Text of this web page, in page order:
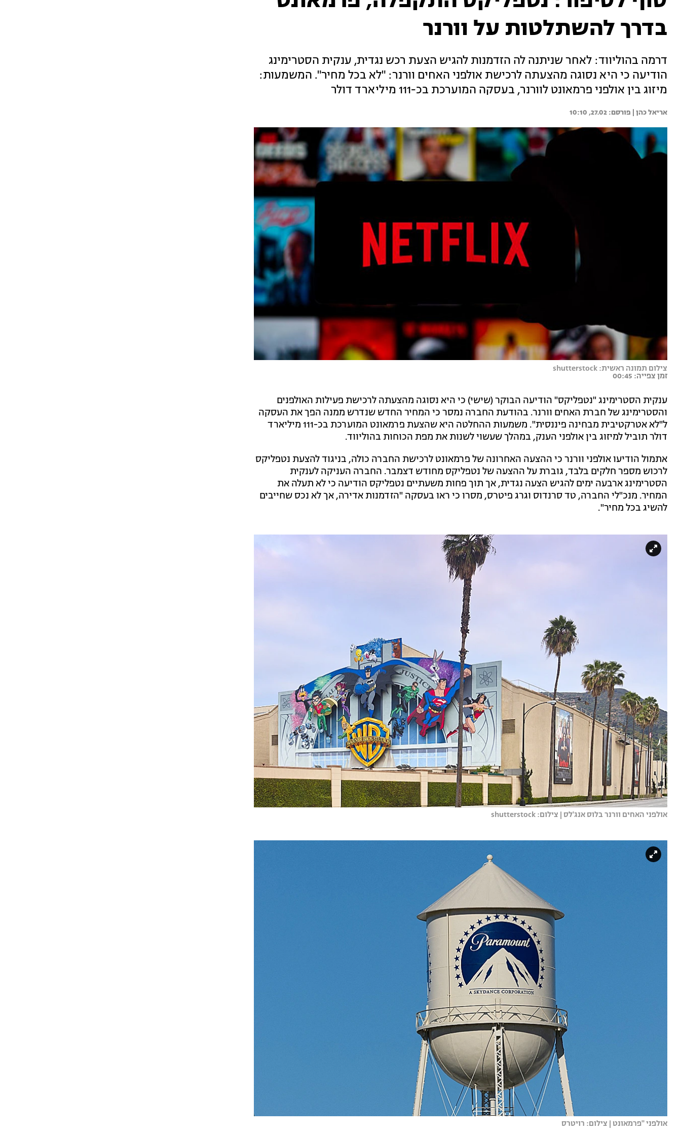
בדרך להשתלטות על וורנר
דרמה בהוליווד: לאחר שניתנה לה הזדמנות להגיש הצעת רכש נגדית, ענקית הסטרימינג
הודיעה כי היא נסוגה מהצעתה לרכישת אולפני האחים וורנר: "לא בכל מחיר". המשמעות:
מיזוג בין אולפני פרמאונט לוורנר, בעסקה המוערכת בכ-111 מיליארד דולר
אריאל כהן | 27.02, 10:10
צילום תמונה ראשית: shutterstock
זמן צפייה: 00:45
ענקית הסטרימינג "נטפליקס" הודיעה הבוקר (שישי) כי היא נסוגה מהצעתה לרכישת פעילות האולפנים
והסטרימינג של חברת האחים וורנר. בהודעת החברה נמסר כי המחיר החדש שנדרש ממנה הפך את העסקה
ל"לא אטרקטיבית מבחינה פיננסית". משמעות ההחלטה היא שהצעת פרמאונט המוערכת בכ-111 מיליארד
דולר תוביל למיזוג בין אולפני הענק, במהלך שעשוי לשנות את מפת הכוחות בהוליווד.
אתמול הודיעו אולפני וורנר כי ההצעה האחרונה של פרמאונט לרכישת החברה כולה, בניגוד להצעת נטפליקס
לרכוש מספר חלקים בלבד, גוברת על ההצעה של נטפליקס מחודש דצמבר. החברה העניקה לענקית
הסטרימינג ארבעה ימים להגיש הצעה נגדית, אך תוך פחות משעתיים נטפליקס הודיעה כי לא תעלה את
המחיר. מנכ"לי החברה, טד סרנדוס וגרג פיטרס, מסרו כי ראו בעסקה "הזדמנות אדירה, אך לא נכס שחייבים
להשיג בכל מחיר".
אולפני האחים וורנר בלוס אנג'לס | צילום: shutterstock
אולפני "פרמאונט | צילום: רויטרס